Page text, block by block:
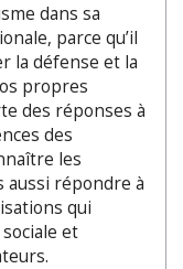
dans sa
parce qu’il
la défense et la
propres
des réponses à
des
les
aussi répondre à
qui
et